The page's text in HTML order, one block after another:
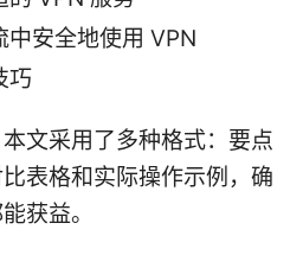
安全地使用 VPN
巧
文采用了多种格式：要点
表格和实际操作示例，确
获益。